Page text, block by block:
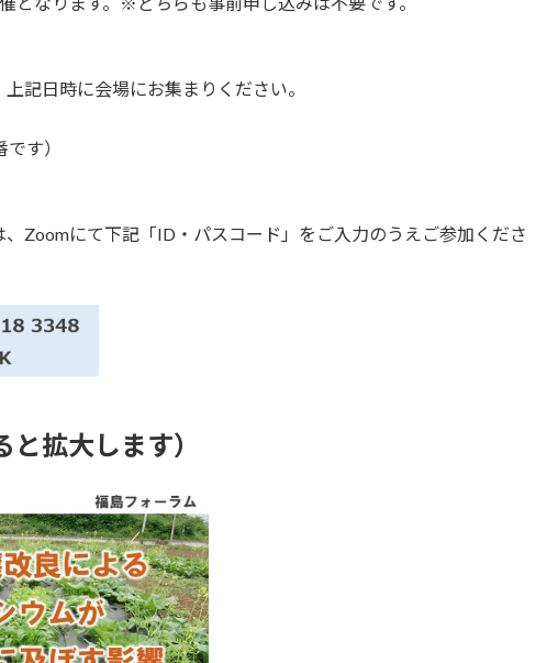
記日時に会場にお集まりください。
す）
Zoomにて下記「ID・パスコード」をご入力のうえご参加くださ
拡大します）